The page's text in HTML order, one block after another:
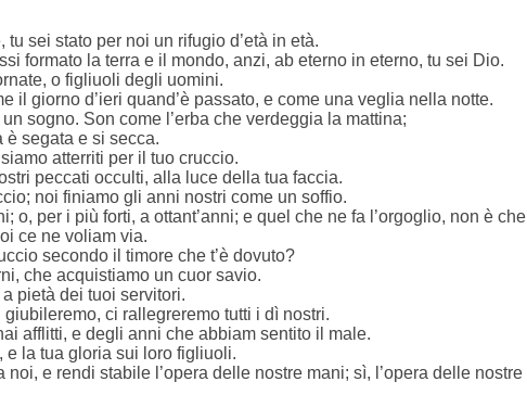
sei stato per noi un rifugio d’età in età.
formato la terra e il mondo, anzi, ab eterno in eterno, tu sei Dio.
o figliuoli degli uomini.
il giorno d’ieri quand’è passato, e come una veglia nella notte.
sogno. Son come l’erba che verdeggia la mattina;
è segata e si secca.
atterriti per il tuo cruccio.
peccati occulti, alla luce della tua faccia.
noi finiamo gli anni nostri come un soffio.
o, per i più forti, a ottant’anni; e quel che ne fa l’orgoglio, non è che
ce ne voliam via.
secondo il timore che t’è dovuto?
che acquistiamo un cuor savio.
pietà dei tuoi servitori.
ci rallegreremo tutti i dì nostri.
afflitti, e degli anni che abbiam sentito il male.
e la tua gloria sui loro figliuoli.
e rendi stabile l’opera delle nostre mani; sì, l’opera delle nostre